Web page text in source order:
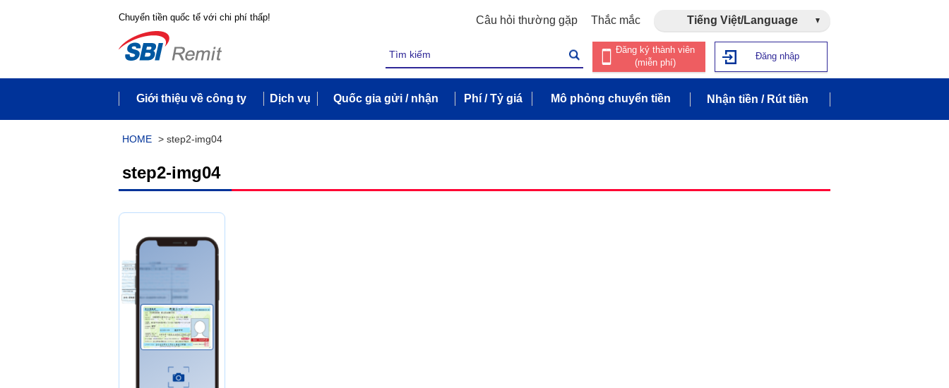
Chuyển tiền quốc tế với chi phí thấp! Câu hỏi thường gặp Thắc mắc Tiếng Việt/Language
Đăng ký thành viên
(miễn phí)
Đăng nhập
Giới thiệu về công ty Dịch vụ Quốc gia gửi / nhận Phí / Tỷ giá Mô phỏng chuyển tiền Nhận tiền / Rút tiền
HOME > step2-img04
step2-img04